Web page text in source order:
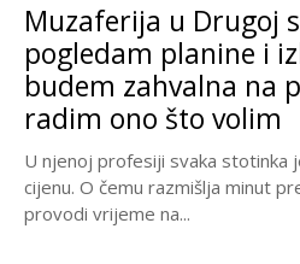
Muzaferija u Drugoj
pogledam planine i
budem zahvalna na
radim ono što volim
U njenoj profesiji svaka stotinka
cijenu. O čemu razmišlja minut
provodi vrijeme na...